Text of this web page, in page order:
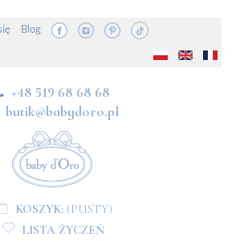
Blog
+48 519 68 68 68
butik@babydoro.pl
KOSZYK: (PUSTY)
LISTA ŻYCZEŃ